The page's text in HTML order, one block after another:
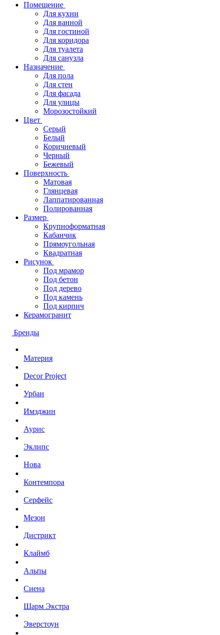
Помещение
Для кухни
Для ванной
Для гостиной
Для коридора
Для туалета
Для санузла
Назначение
Для пола
Для стен
Для фасада
Для улицы
Морозостойкий
Цвет
Серый
Белый
Коричневый
Черный
Бежевый
Поверхность
Матовая
Глянцевая
Лаппатированная
Полированная
Размер
Крупноформатная
Кабанчик
Прямоугольная
Квадратная
Рисунок
Под мрамор
Под бетон
Под дерево
Под камень
Под кирпич
Керамогранит
Бренды
Материя
Decor Project
Урбан
Имэджин
Аурис
Эклипс
Нова
Контемпора
Серфейс
Мезон
Дистрикт
Клаймб
Альпы
Сиена
Шарм Экстра
Эверстоун